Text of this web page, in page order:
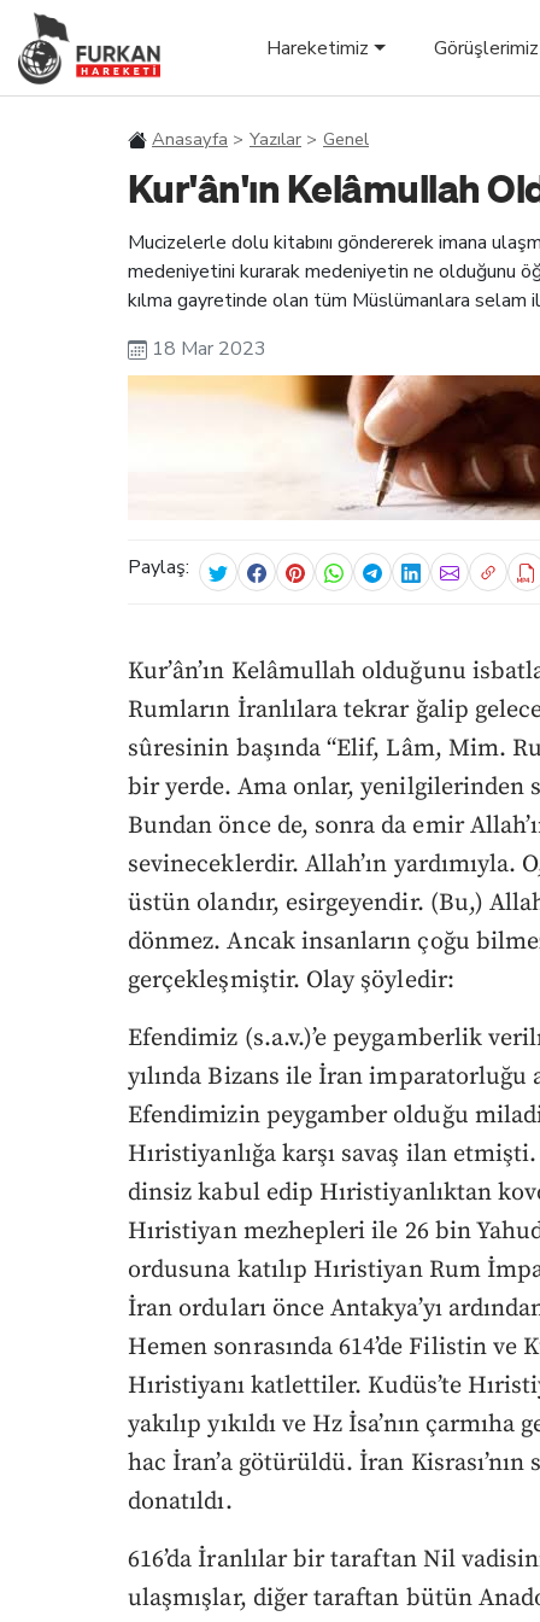
Hareketimiz Görüşlerimiz
Anasayfa Yazılar Genel
Kur'ân'ın Kelâmullah
Mucizelerle dolu kitabını göndererek imana
medeniyetini kurarak medeniyetin ne olduğunu
kılma gayretinde olan tüm Müslümanlara selam
18 Mar 2023
Paylaş:
Kur’ân’ın Kelâmullah olduğunu
Rumların İranlılara tekrar ğalip
sûresinin başında “Elif, Lâm, Mim.
bir yerde. Ama onlar, yenilgilerinden
Bundan önce de, sonra da emir
sevineceklerdir. Allah’ın yardımıyla.
üstün olandır, esirgeyendir. (Bu,)
dönmez. Ancak insanların çoğu
gerçekleşmiştir. Olay şöyledir:
Efendimiz (s.a.v.)’e peygamberlik
yılında Bizans ile İran imparatorluğu
Efendimizin peygamber olduğu
Hıristiyanlığa karşı savaş ilan
dinsiz kabul edip Hıristiyanlıktan
Hıristiyan mezhepleri ile 26 bin
ordusuna katılıp Hıristiyan Rum
İran orduları önce Antakya’yı
Hemen sonrasında 614’de Filistin ve
Hıristiyanı katlettiler. Kudüs’te
yakılıp yıkıldı ve Hz İsa’nın
hac İran’a götürüldü. İran Kisrası’nın
donatıldı.
616’da İranlılar bir taraftan Nil
ulaşmışlar, diğer taraftan bütün